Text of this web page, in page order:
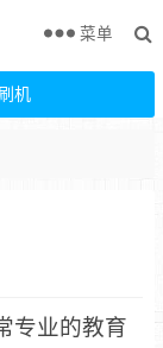
机
菜单
专业的教育